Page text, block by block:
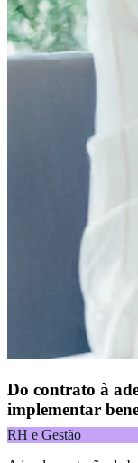
Do contrato à
implementar
RH e Gestão